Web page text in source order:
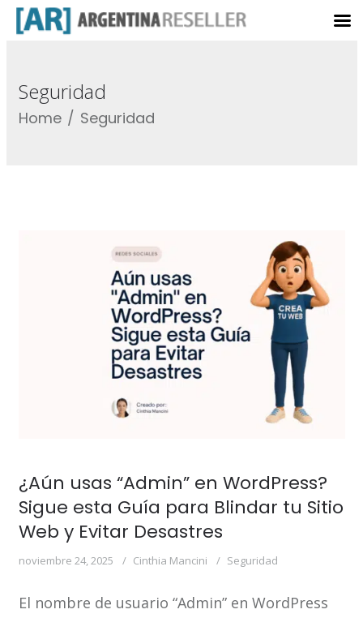
Seguridad
Home Seguridad
¿Aún usas “Admin” en WordPress?
Sigue esta Guía para Blindar tu Sitio
Web y Evitar Desastres
noviembre 24, 2025 Cinthia Mancini Seguridad
El nombre de usuario “Admin” en WordPress